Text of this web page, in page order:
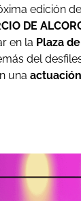
edición
DE
en la Plaza
del
una